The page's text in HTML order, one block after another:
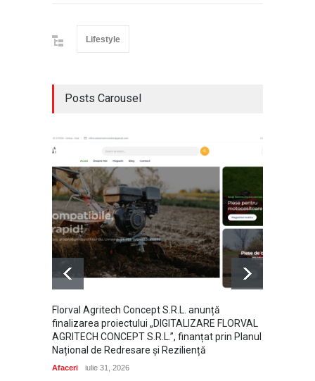
Lifestyle
Posts Carousel
Florval Agritech Concept S.R.L. anunță
finalizarea proiectului „DIGITALIZARE FLORVAL
AGRITECH CONCEPT S.R.L.”, finanțat prin Planul
Național de Redresare și Reziliență
Afaceri iulie 31, 2026